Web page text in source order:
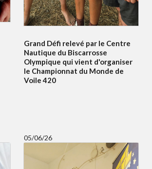
Grand Défi relevé par le Centre
Nautique du Biscarrosse
Olympique qui vient d'organiser
le Championnat du Monde de
Voile 420
05/06/26